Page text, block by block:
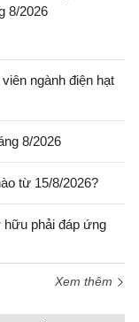
8/2026
ngành điện hạt
8/2026
từ 15/8/2026?
phải đáp ứng
Xem thêm